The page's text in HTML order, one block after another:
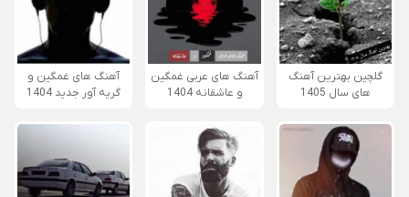
گلچین بهترین آهنگ
های سال 1405
آهنگ های عربی غمگین
و عاشقانه 1404
آهنگ های غمگین و
گریه آور جدید 1404